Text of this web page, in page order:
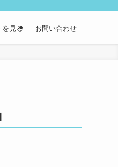
を見る お問い合わせ